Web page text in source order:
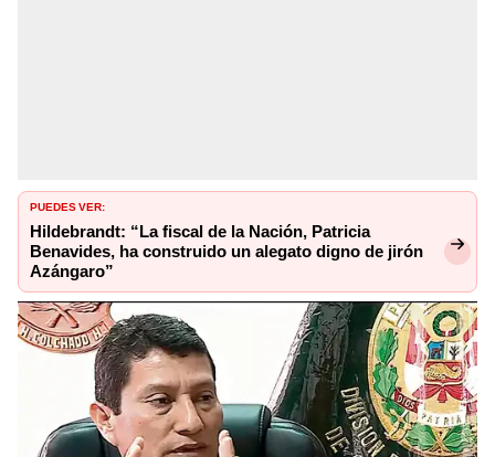
PUEDES VER:
Hildebrandt: “La fiscal de la Nación, Patricia
Benavides, ha construido un alegato digno de jirón
Azángaro”